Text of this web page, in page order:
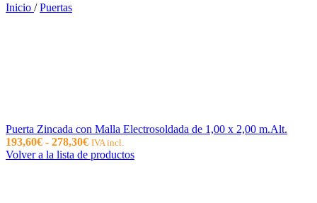
Inicio / Puertas
Puerta Zincada con Malla Electrosoldada de 1,00 x 2,00 m.Alt.
193,60€ - 278,30€Rango
de
IVA incl.
Volver a la lista de productos